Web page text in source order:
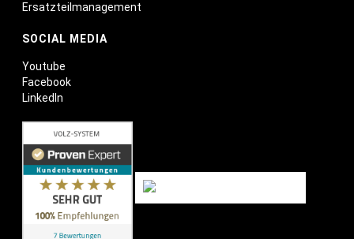
Ersatzteilmanagement
SOCIAL MEDIA
Youtube
Facebook
LinkedIn